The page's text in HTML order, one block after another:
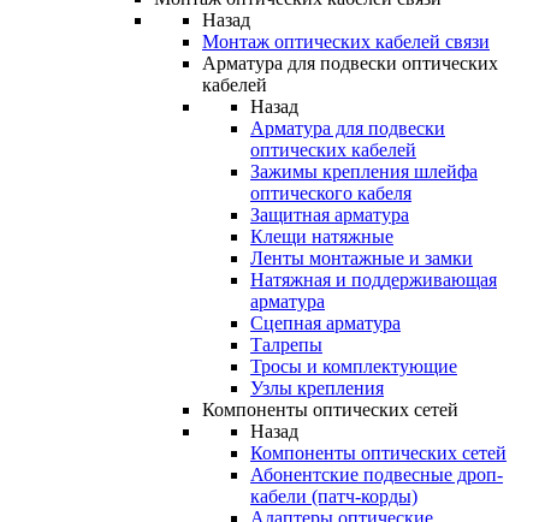
Назад
Монтаж оптических кабелей связи
Арматура для подвески оптических
кабелей
Назад
Арматура для подвески
оптических кабелей
Зажимы крепления шлейфа
оптического кабеля
Защитная арматура
Клещи натяжные
Ленты монтажные и замки
Натяжная и поддерживающая
арматура
Сцепная арматура
Талрепы
Тросы и комплектующие
Узлы крепления
Компоненты оптических сетей
Назад
Компоненты оптических сетей
Абонентские подвесные дроп-
кабели (патч-корды)
Адаптеры оптические